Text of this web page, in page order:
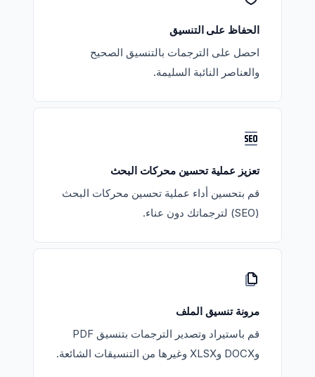
الحفاظ على التنسيق
احصل على الترجمات بالتنسيق الصحيح
والعناصر النائبة السليمة.
تعزيز عملية تحسين محركات البحث
قم بتحسين أداء عملية تحسين محركات البحث
(SEO) لترجماتك دون عناء.
مرونة تنسيق الملف
قم باستيراد وتصدير الترجمات بتنسيق PDF
وDOCX وXLSX وغيرها من التنسيقات الشائعة.